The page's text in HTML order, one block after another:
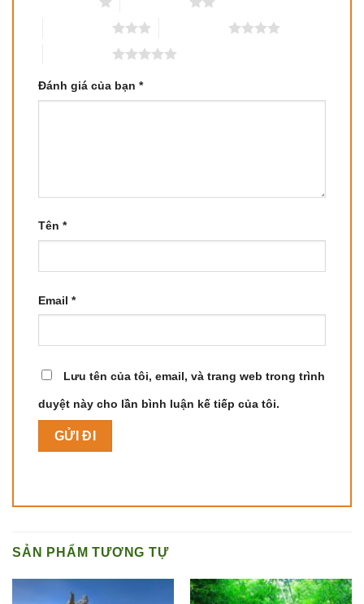
Đánh giá của bạn *
Tên *
Email *
Lưu tên của tôi, email, và trang web trong trình
duyệt này cho lần bình luận kế tiếp của tôi.
SẢN PHẨM TƯƠNG TỰ